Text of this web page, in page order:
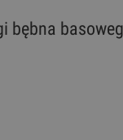
bębna